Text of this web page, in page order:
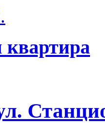
квартира